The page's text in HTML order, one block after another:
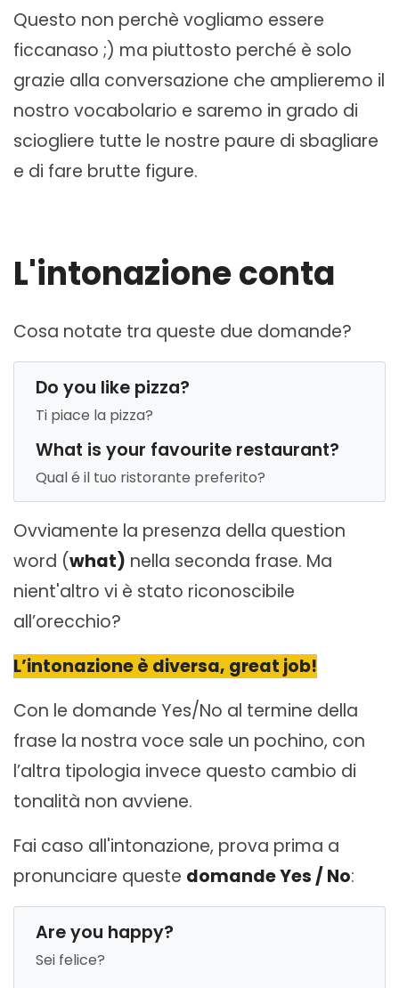
Questo non perchè vogliamo essere
ficcanaso ;) ma piuttosto perché è solo
grazie alla conversazione che amplieremo il
nostro vocabolario e saremo in grado di
sciogliere tutte le nostre paure di sbagliare
e di fare brutte figure.
L'intonazione conta
Cosa notate tra queste due domande?
Do you like pizza?
Ti piace la pizza?
What is your favourite restaurant?
Qual é il tuo ristorante preferito?
Ovviamente la presenza della question
word (what) nella seconda frase. Ma
nient'altro vi è stato riconoscibile
all’orecchio?
L’intonazione è diversa, great job!
Con le domande Yes/No al termine della
frase la nostra voce sale un pochino, con
l’altra tipologia invece questo cambio di
tonalità non avviene.
Fai caso all'intonazione, prova prima a
pronunciare queste domande Yes / No:
Are you happy?
Sei felice?